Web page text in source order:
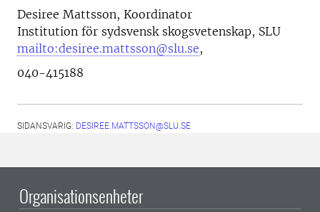
Desiree Mattsson, Koordinator
Institution för sydsvensk skogsvetenskap, SLU
mailto:desiree.mattsson@slu.se,
040-415188
SIDANSVARIG: DESIREE.MATTSSON@SLU.SE
Organisationsenheter